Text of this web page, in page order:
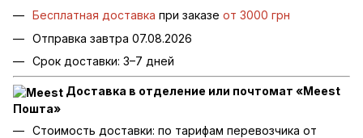
Бесплатная доставка при заказе от 3000 грн
Отправка завтра 07.08.2026
Срок доставки: 3–7 дней
Доставка в отделение или почтомат «Meest
Пошта»
Стоимость доставки: по тарифам перевозчика от